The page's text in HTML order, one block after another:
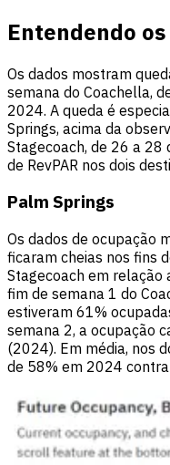
Entendendo
Os dados mostram
semana do Coachella,
2024. A queda é
Springs, acima da
Stagecoach, de 26 a
de RevPAR nos dois
Palm Springs
Os dados de ocupação
ficaram cheias nos fins
Stagecoach em relação
fim de semana 1 do
estiveram 61%
semana 2, a ocupação
(2024). Em média, nos
de 58% em 2024